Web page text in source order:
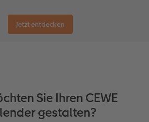
Jetzt entdecken
Sie Ihren CEWE
gestalten?